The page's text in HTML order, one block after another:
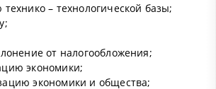
– технологической базы;
от налогообложения;
экономики;
экономики и общества;